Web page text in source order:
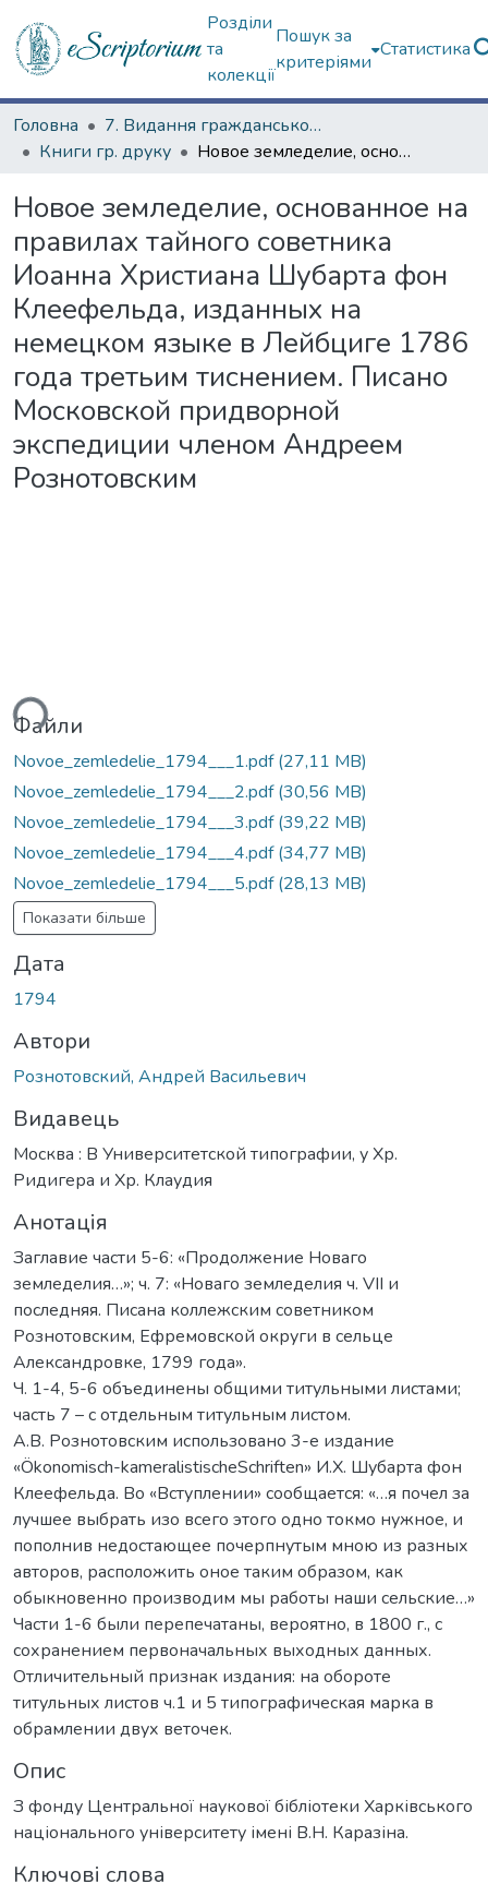
Розділи
та
колекції
Пошук за
критеріями
Статистика
Головна
7. Видання гражданського друку
Книги гр. друку
Новое земледелие, основанное на правилах тайного советника Иоанна Христиана Шубарта фон Клеефельда, изданных на немецком языке в Лейбциге 1786 года третьим тиснением. Писано Московской придворной экспедиции членом Андреем Рознотовским
Новое земледелие, основанное на
правилах тайного советника
Иоанна Христиана Шубарта фон
Клеефельда, изданных на
немецком языке в Лейбциге 1786
года третьим тиснением. Писано
Московской придворной
экспедиции членом Андреем
Рознотовским
Файли
Novoe_zemledelie_1794___1.pdf(27,11 MB)
Novoe_zemledelie_1794___2.pdf(30,56 MB)
Novoe_zemledelie_1794___3.pdf(39,22 MB)
Novoe_zemledelie_1794___4.pdf(34,77 MB)
Novoe_zemledelie_1794___5.pdf(28,13 MB)
Показати більше
Дата
1794
Автори
Рознотовский, Андрей Васильевич
Видавець
Москва : В Университетской типографии, у Хр.
Ридигера и Хр. Клаудия
Анотація
Заглавие части 5-6: «Продолжение Новаго
земледелия…»; ч. 7: «Новаго земледелия ч. VII и
последняя. Писана коллежским советником
Рознотовским, Ефремовской округи в сельце
Александровке, 1799 года».
Ч. 1-4, 5-6 объединены общими титульными листами;
часть 7 – с отдельным титульным листом.
А.В. Рознотовским использовано 3-е издание
«Ökonomisch-kameralistischeSchriften» И.Х. Шубарта фон
Клеефельда. Во «Вступлении» сообщается: «…я почел за
лучшее выбрать изо всего этого одно токмо нужное, и
пополнив недостающее почерпнутым мною из разных
авторов, расположить оное таким образом, как
обыкновенно производим мы работы наши сельские…»
Части 1-6 были перепечатаны, вероятно, в 1800 г., с
сохранением первоначальных выходных данных.
Отличительный признак издания: на обороте
титульных листов ч.1 и 5 типографическая марка в
обрамлении двух веточек.
Опис
З фонду Центральної наукової бібліотеки Харківського
національного університету імені В.Н. Каразіна.
Ключові слова